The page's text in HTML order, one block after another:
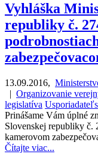
Vyhláška
republiky č.
13.09.2016,
| Organizovanie
legislatíva
Prinášame Vám úplné
Slovenskej republiky č.
kamerovom
Čítajte viac...